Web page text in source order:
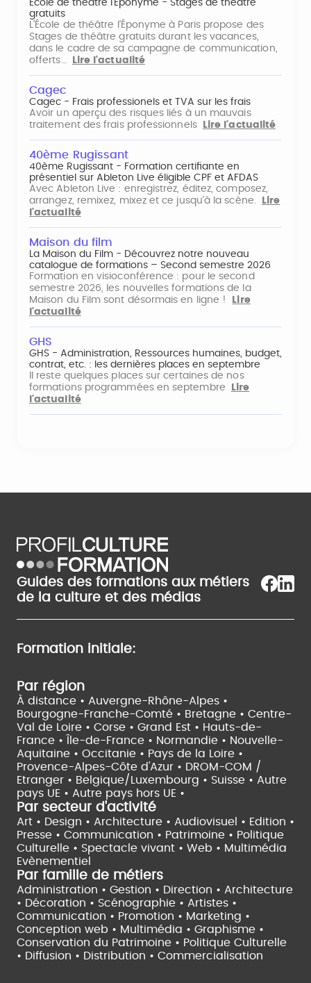
École de théâtre l'Éponyme - Stages de théâtre
gratuits
L'École de théâtre l'Éponyme à Paris propose des
Stages de théâtre gratuits durant les vacances,
dans le cadre de sa campagne de communication,
offerts…
Lire l'actualité
Cagec
Cagec - Frais professionels et TVA sur les frais
Avoir un aperçu des risques liés à un mauvais
traitement des frais professionnels
Lire l'actualité
40ème Rugissant
40ème Rugissant - Formation certifiante en
présentiel sur Ableton Live éligible CPF et AFDAS
Avec Ableton Live : enregistrez, éditez, composez,
arrangez, remixez, mixez et ce jusqu'à la scène.
Lire
l'actualité
Maison du film
La Maison du Film - Découvrez notre nouveau
catalogue de formations – Second semestre 2026
Formation en visioconférence : pour le second
semestre 2026, les nouvelles formations de la
Maison du Film sont désormais en ligne !
Lire
l'actualité
GHS
GHS - Administration, Ressources humaines, budget,
contrat, etc. : les dernières places en septembre
Il reste quelques places sur certaines de nos
formations programmées en septembre
Lire
l'actualité
Guides des formations aux métiers
de la culture et des médias
Formation initiale:
Par région
À distance • Auvergne-Rhône-Alpes •
Bourgogne-Franche-Comté • Bretagne • Centre-
Val de Loire • Corse • Grand Est • Hauts-de-
France •
Île-de-France • Normandie • Nouvelle-
Aquitaine • Occitanie • Pays de la Loire •
Provence-Alpes-Côte d'Azur • DROM-COM /
Etranger • Belgique/Luxembourg • Suisse • Autre
pays UE • Autre pays hors UE •
Par secteur d'activité
Art • Design • Architecture • Audiovisuel • Edition •
Presse • Communication • Patrimoine • Politique
Culturelle • Spectacle vivant • Web • Multimédia
Evènementiel
Par famille de métiers
Administration • Gestion • Direction • Architecture
• Décoration • Scénographie • Artistes •
Communication • Promotion • Marketing •
Conception web • Multimédia • Graphisme •
Conservation du Patrimoine • Politique Culturelle
• Diffusion • Distribution • Commercialisation